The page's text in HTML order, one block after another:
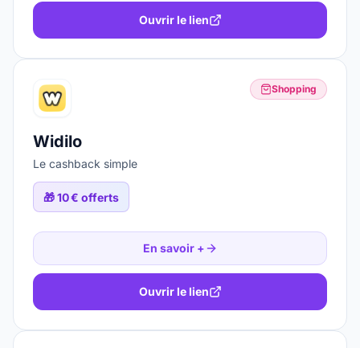
Ouvrir le lien
Shopping
Widilo
Le cashback simple
🎁10 € offerts
En savoir +
Ouvrir le lien